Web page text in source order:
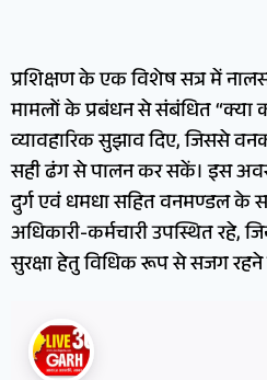
प्रशिक्षण के एक विशेष सत्र में
मामलों के प्रबंधन से संबंधित “क्या
व्यावहारिक सुझाव दिए, जिससे
सही ढंग से पालन कर सकें। इस
दुर्ग एवं धमधा सहित वनमण्डल के
अधिकारी-कर्मचारी उपस्थित रहे,
सुरक्षा हेतु विधिक रूप से सजग रहने